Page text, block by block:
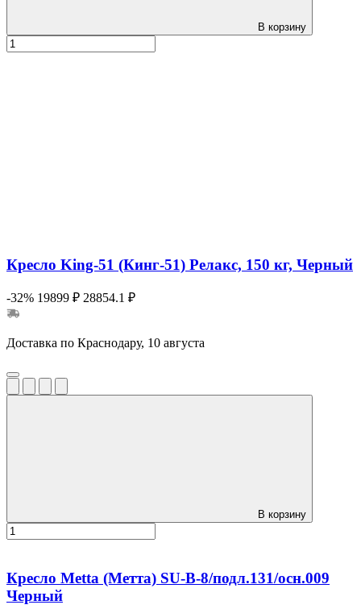
В корзину
Кресло King-51 (Кинг-51) Релакс, 150 кг, Черный
-32% 19899 ₽ 28854.1 ₽
Доставка по Краснодару, 10 августа
В корзину
Кресло Metta (Метта) SU-B-8/подл.131/осн.009
Черный